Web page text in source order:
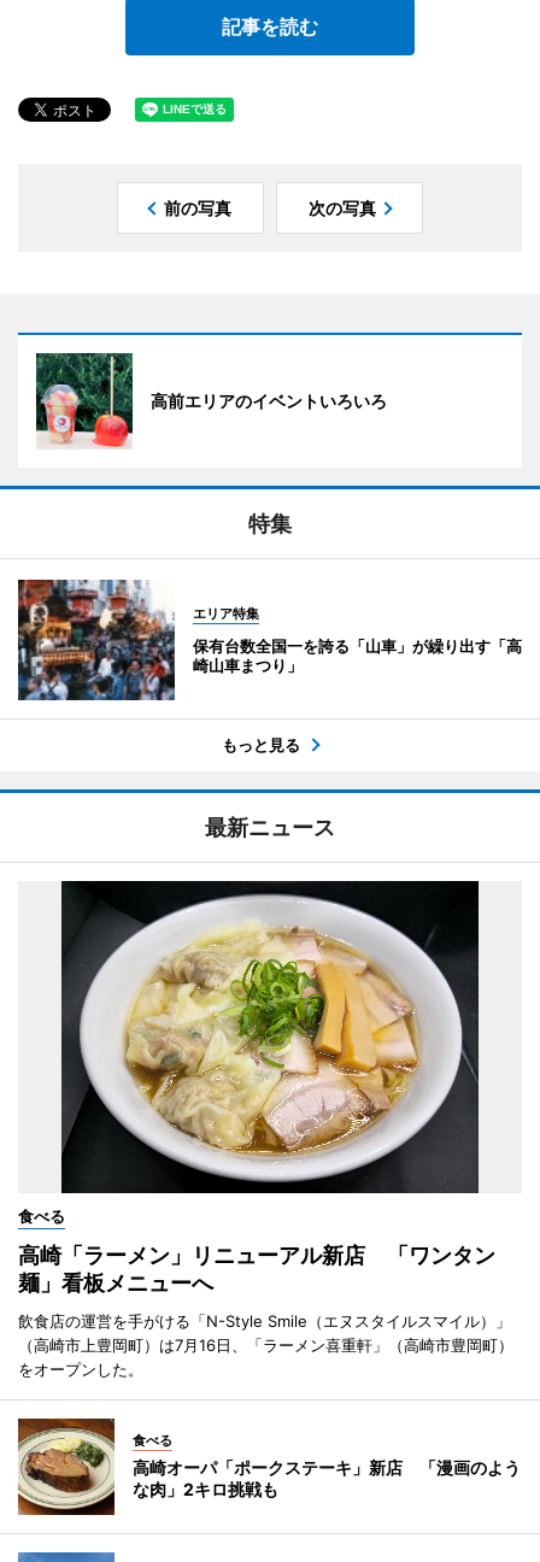
記事を読む
前の写真 次の写真
高前エリアのイベントいろいろ
特集
エリア特集
保有台数全国一を誇る「山車」が繰り出す「高
崎山車まつり」
もっと見る
最新ニュース
食べる
高崎「ラーメン」リニューアル新店 「ワンタン
麺」看板メニューへ
飲食店の運営を手がける「N-Style Smile（エヌスタイルスマイル）」
（高崎市上豊岡町）は7月16日、「ラーメン喜重軒」（高崎市豊岡町）
をオープンした。
食べる
高崎オーパ「ポークステーキ」新店 「漫画のよう
な肉」2キロ挑戦も